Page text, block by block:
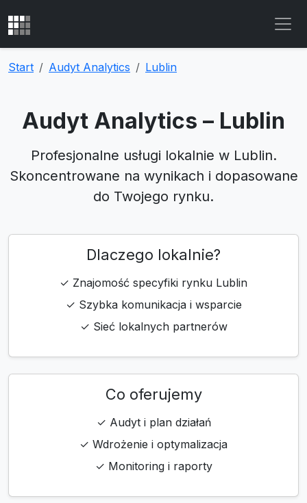
Start Audyt Analytics Lublin
Audyt Analytics – Lublin
Profesjonalne usługi lokalnie w Lublin.
Skoncentrowane na wynikach i dopasowane
do Twojego rynku.
Dlaczego lokalnie?
✓ Znajomość specyfiki rynku Lublin
✓ Szybka komunikacja i wsparcie
✓ Sieć lokalnych partnerów
Co oferujemy
✓ Audyt i plan działań
✓ Wdrożenie i optymalizacja
✓ Monitoring i raporty